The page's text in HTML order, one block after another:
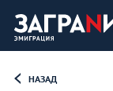
НАЗАД